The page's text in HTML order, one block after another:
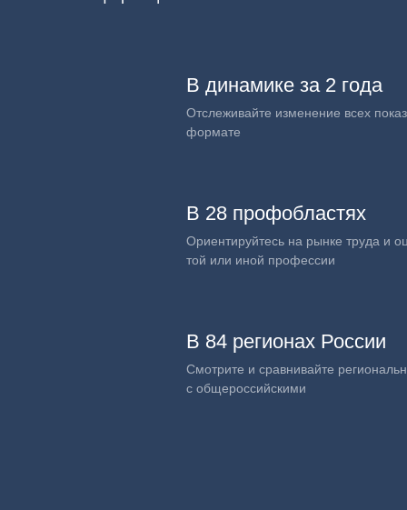
В динамике за 2 года
Отслеживайте изменение всех
формате
В 28 профобластях
Ориентируйтесь на рынке труда и
той или иной профессии
В 84 регионах России
Смотрите и сравнивайте
с общероссийскими